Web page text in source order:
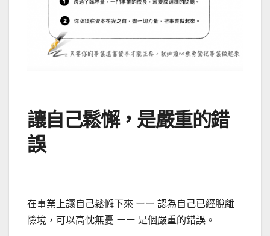
讓自己鬆懈，是嚴重的錯
誤
在事業上讓自己鬆懈下來 ーー 認為自己已經脫離
險境，可以高忱無憂 ーー 是個嚴重的錯誤。